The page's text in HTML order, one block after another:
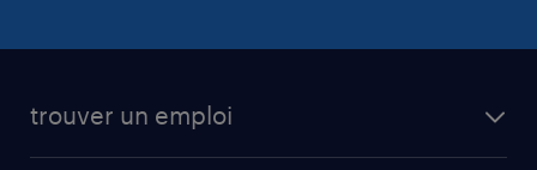
trouver un emploi